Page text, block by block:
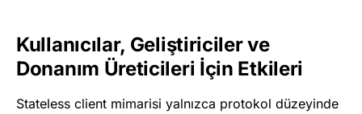
Kullanıcılar, Geliştiriciler ve
Donanım Üreticileri İçin Etkileri
Stateless client mimarisi yalnızca protokol düzeyinde